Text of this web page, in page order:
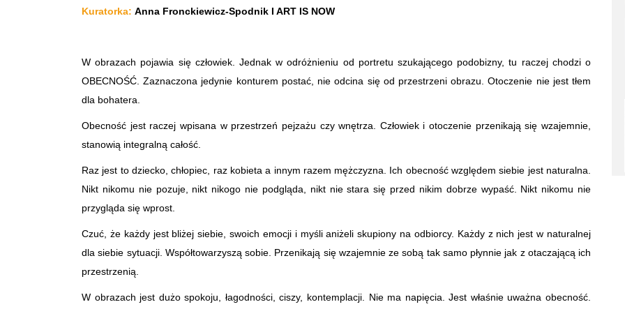
Kuratorka: Anna Fronckiewicz-Spodnik I ART IS NOW
W obrazach pojawia się człowiek. Jednak w odróżnieniu od portretu szukającego podobizny, tu raczej chodzi o
OBECNOŚĆ. Zaznaczona jedynie konturem postać, nie odcina się od przestrzeni obrazu. Otoczenie nie jest tłem
dla bohatera.
Obecność jest raczej wpisana w przestrzeń pejzażu czy wnętrza. Człowiek i otoczenie przenikają się wzajemnie,
stanowią integralną całość.
Raz jest to dziecko, chłopiec, raz kobieta a innym razem mężczyzna. Ich obecność względem siebie jest naturalna.
Nikt nikomu nie pozuje, nikt nikogo nie podgląda, nikt nie stara się przed nikim dobrze wypaść. Nikt nikomu nie
przygląda się wprost.
Czuć, że każdy jest bliżej siebie, swoich emocji i myśli aniżeli skupiony na odbiorcy. Każdy z nich jest w naturalnej
dla siebie sytuacji. Współtowarzyszą sobie. Przenikają się wzajemnie ze sobą tak samo płynnie jak z otaczającą ich
przestrzenią.
W obrazach jest dużo spokoju, łagodności, ciszy, kontemplacji. Nie ma napięcia. Jest właśnie uważna obecność.